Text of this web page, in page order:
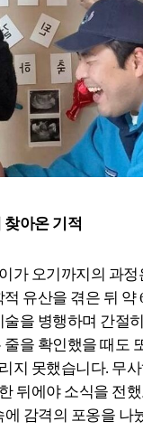
찾아온 기적
가 오기까지의 과
적 유산을 겪은 뒤 약
술을 병행하며 간절
줄을 확인했을 때도
지 못했습니다. 무
뒤에야 소식을 전
에 감격의 포옹을 나